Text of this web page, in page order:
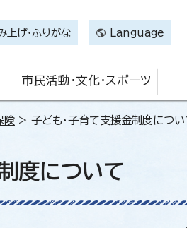
上げ・ふりがな Language
市民活動・文化・スポーツ
険 > 子ども・子育て支援金制度につい
度について